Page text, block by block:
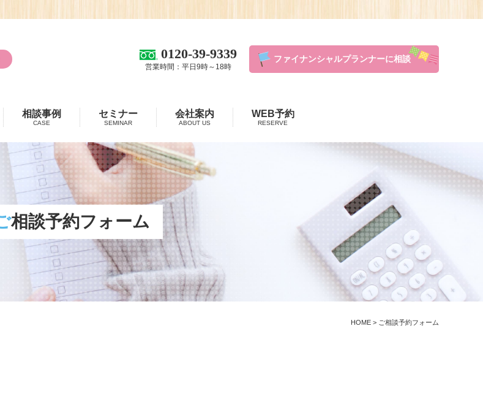
0120-39-9339
営業時間：平日9時～18時
ファイナンシャルプランナーに相談
相談事例
CASE
セミナー
SEMINAR
会社案内
ABOUT US
WEB予約
RESERVE
ご相談予約フォーム
HOME > ご相談予約フォーム